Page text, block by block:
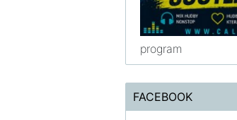
program
FACEBOOK